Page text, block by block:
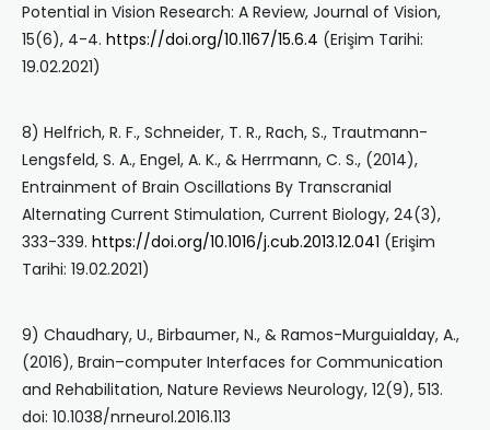
Potential in Vision Research: A Review, Journal of Vision,
15(6), 4-4. https://doi.org/10.1167/15.6.4 (Erişim Tarihi:
19.02.2021)
8) Helfrich, R. F., Schneider, T. R., Rach, S., Trautmann-
Lengsfeld, S. A., Engel, A. K., & Herrmann, C. S., (2014),
Entrainment of Brain Oscillations By Transcranial
Alternating Current Stimulation, Current Biology, 24(3),
333-339. https://doi.org/10.1016/j.cub.2013.12.041 (Erişim
Tarihi: 19.02.2021)
9) Chaudhary, U., Birbaumer, N., & Ramos-Murguialday, A.,
(2016), Brain–computer Interfaces for Communication
and Rehabilitation, Nature Reviews Neurology, 12(9), 513.
doi: 10.1038/nrneurol.2016.113